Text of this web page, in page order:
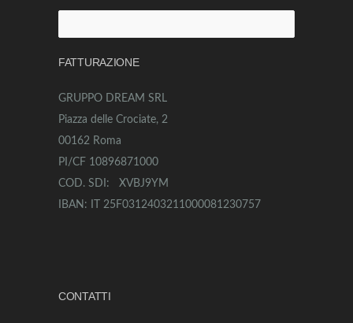
per:
FATTURAZIONE
GRUPPO DREAM SRL
Piazza delle Crociate, 2
00162 Roma
PI/CF 10896871000
COD. SDI: XVBJ9YM
IBAN: IT 25F0312403211000081230757
CONTATTI